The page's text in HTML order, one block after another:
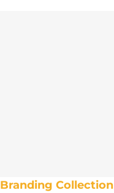
Branding Collection